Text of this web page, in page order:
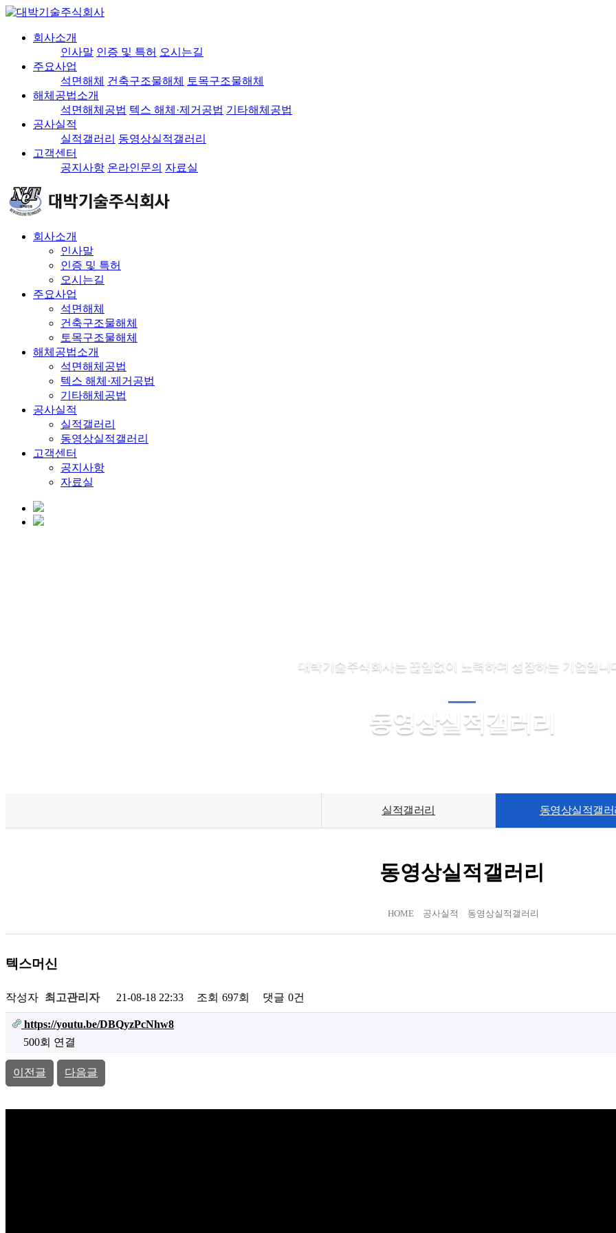
회사소개
인사말 인증 및 특허 오시는길
주요사업
석면해체 건축구조물해체
토목구조물해체
해체공법소개
석면해체공법 텍스 해체·제거공법 기타해체공법
공사실적
실적갤러리 동영상실적갤러리
고객센터
공지사항 온라인문의 자료실
회사소개
인사말
인증 및 특허
오시는길
주요사업
석면해체
건축구조물해체
토목구조물해체
해체공법소개
석면해체공법
텍스 해체·제거공법
기타해체공법
공사실적
실적갤러리
동영상실적갤러리
고객센터
공지사항
자료실
대박기술주식회사는 끊임없이 노력하며 성장하는 기업입니
동영상실적갤러리
실적갤러리 동영상실적갤
동영상실적갤러리
HOME 공사실적 동영상실적갤러리
텍스머신
작성자 최고관리자 21-08-18 22:33 조회 697회 댓글 0건
https://youtu.be/DBQyzPcNhw8
500회 연결
이전글 다음글